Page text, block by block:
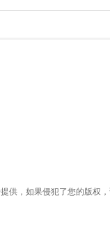
供，如果侵犯了您的版权